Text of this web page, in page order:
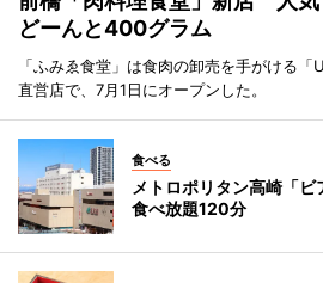
どーんと400グラム
「ふみゑ食堂」は食肉の卸売を手がける
直営店で、7月1日にオープンした。
食べる
メトロポリタン高崎「
食べ放題120分